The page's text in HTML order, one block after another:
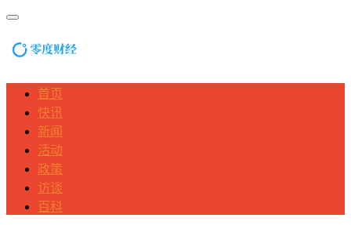
首页
快讯
新闻
活动
政策
访谈
百科